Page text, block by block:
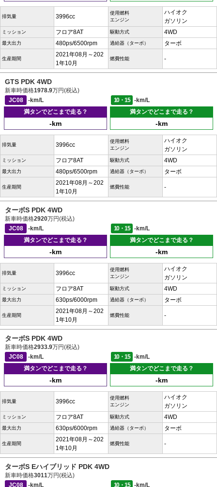
排気量 3996cc
使用燃料
エンジン
ハイオク
ガソリン
ミッション フロア8AT 駆動方式 4WD
最大出力 480ps/6500rpm 過給器（ターボ） ターボ
生産期間
2021年08月～202
1年10月
燃費性能 -
GTS PDK 4WD
新車時価格1978.9万円(税込)
JC08
-km/L 10・15
-km/L
満タンでどこまで走る？
-km
満タンでどこまで走る？
-km
排気量 3996cc
使用燃料
エンジン
ハイオク
ガソリン
ミッション フロア8AT 駆動方式 4WD
最大出力 480ps/6500rpm 過給器（ターボ） ターボ
生産期間
2021年08月～202
1年10月
燃費性能 -
ターボS PDK 4WD
新車時価格2920万円(税込)
JC08
-km/L 10・15
-km/L
満タンでどこまで走る？
-km
満タンでどこまで走る？
-km
排気量 3996cc
使用燃料
エンジン
ハイオク
ガソリン
ミッション フロア8AT 駆動方式 4WD
最大出力 630ps/6000rpm 過給器（ターボ） ターボ
生産期間
2021年08月～202
1年10月
燃費性能 -
ターボS PDK 4WD
新車時価格2933.9万円(税込)
JC08
-km/L 10・15
-km/L
満タンでどこまで走る？
-km
満タンでどこまで走る？
-km
排気量 3996cc
使用燃料
エンジン
ハイオク
ガソリン
ミッション フロア8AT 駆動方式 4WD
最大出力 630ps/6000rpm 過給器（ターボ） ターボ
生産期間
2021年08月～202
1年10月
燃費性能 -
ターボS Eハイブリッド PDK 4WD
新車時価格3011万円(税込)
JC08
-km/L 10・15
-km/L